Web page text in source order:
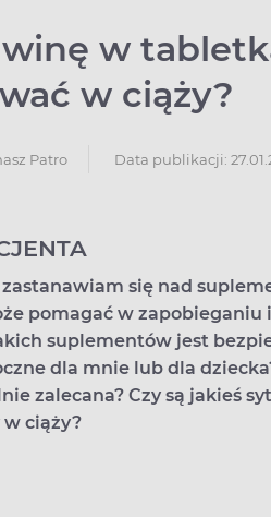
w
w ciąży?
Patro Data publikacji:
się nad
pomagać w
suplementów jest
dla mnie lub dla
zalecana? Czy są jakieś
ciąży?